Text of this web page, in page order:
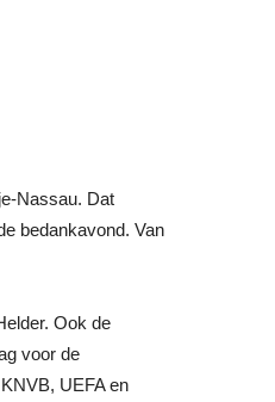
Nassau. Dat
bedankavond. Van
Ook de
voor de
UEFA en